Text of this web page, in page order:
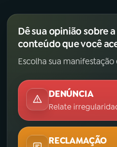
Dê sua opinião sobre
conteúdo que você
Escolha sua
DENÚNCIA
Relate
RECLAMAÇÃO